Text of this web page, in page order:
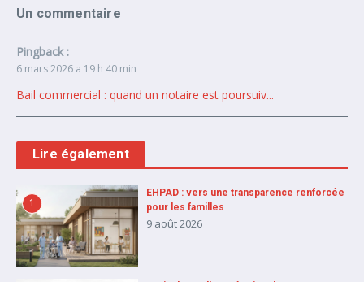
Un commentaire
Pingback :
6 mars 2026 a 19 h 40 min
Bail commercial : quand un notaire est poursuiv...
Lire également
1
EHPAD : vers une transparence renforcée
pour les familles
9 août 2026